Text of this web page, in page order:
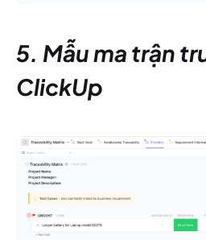
5. Mẫu ma trận
ClickUp